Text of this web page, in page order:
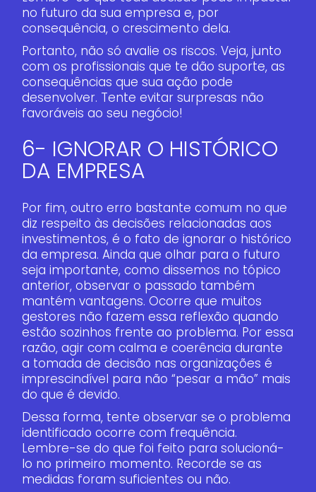
no futuro da sua empresa e, por
consequência, o crescimento dela.
Portanto, não só avalie os riscos. Veja, junto
com os profissionais que te dão suporte, as
consequências que sua ação pode
desenvolver. Tente evitar surpresas não
favoráveis ao seu negócio!
6- IGNORAR O HISTÓRICO
DA EMPRESA
Por fim, outro erro bastante comum no que
diz respeito às decisões relacionadas aos
investimentos, é o fato de ignorar o histórico
da empresa. Ainda que olhar para o futuro
seja importante, como dissemos no tópico
anterior, observar o passado também
mantém vantagens. Ocorre que muitos
gestores não fazem essa reflexão quando
estão sozinhos frente ao problema. Por essa
razão, agir com calma e coerência durante
a tomada de decisão nas organizações é
imprescindível para não “pesar a mão” mais
do que é devido.
Dessa forma, tente observar se o problema
identificado ocorre com frequência.
Lembre-se do que foi feito para solucioná-
lo no primeiro momento. Recorde se as
medidas foram suficientes ou não.